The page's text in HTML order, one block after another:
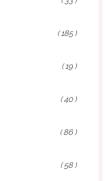
( 185 )
( 19 )
( 40 )
( 86 )
( 58 )